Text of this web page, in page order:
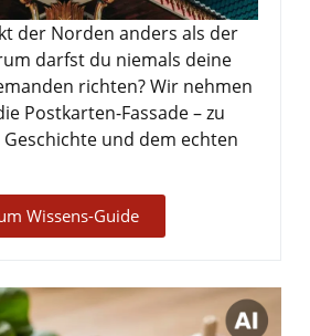
der Norden anders als der
darfst du niemals deine
richten? Wir nehmen
Postkarten-Fassade – zu
und dem echten
Wissens-Guide